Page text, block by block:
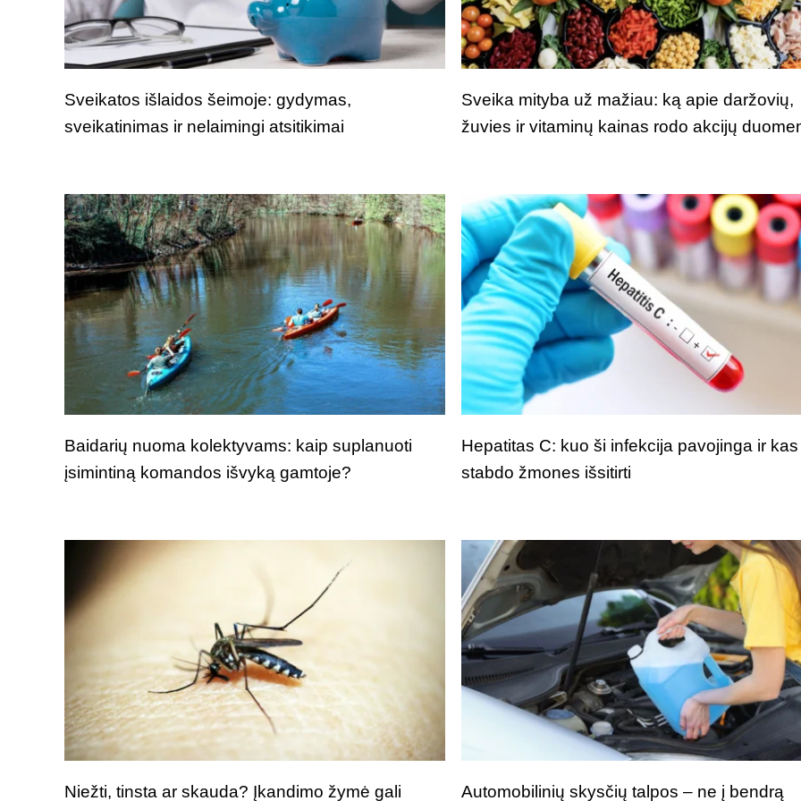
Sveikatos išlaidos šeimoje: gydymas,
sveikatinimas ir nelaimingi atsitikimai
Sveika mityba už mažiau: ką apie daržovių,
žuvies ir vitaminų kainas rodo akcijų
Baidarių nuoma kolektyvams: kaip suplanuoti
įsimintiną komandos išvyką gamtoje?
Hepatitas C: kuo ši infekcija pavojinga ir kas
stabdo žmones išsitirti
Niežti, tinsta ar skauda? Įkandimo žymė gali Automobilinių skysčių talpos – ne į bendrą